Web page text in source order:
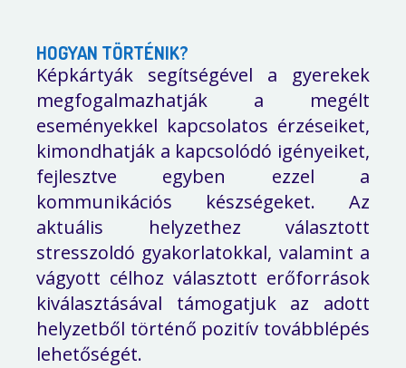
HOGYAN TÖRTÉNIK?
Képkártyák segítségével a gyerekek
megfogalmazhatják a megélt
eseményekkel kapcsolatos érzéseiket,
kimondhatják a kapcsolódó igényeiket,
fejlesztve egyben ezzel a
kommunikációs készségeket. Az
aktuális helyzethez választott
stresszoldó gyakorlatokkal, valamint a
vágyott célhoz választott erőforrások
kiválasztásával támogatjuk az adott
helyzetből történő pozitív továbblépés
lehetőségét.